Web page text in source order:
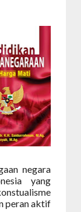
negara
yang
peran aktif